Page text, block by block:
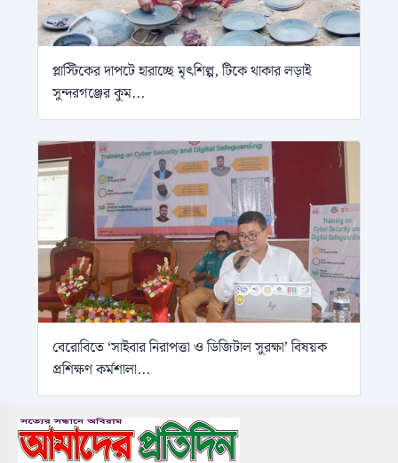
প্লাস্টিকের দাপটে হারাচ্ছে মৃৎশিল্প, টিকে থাকার লড়াই
সুন্দরগঞ্জের কুম...
বেরোবিতে ‘সাইবার নিরাপত্তা ও ডিজিটাল সুরক্ষা’ বিষয়ক
প্রশিক্ষণ কর্মশালা...